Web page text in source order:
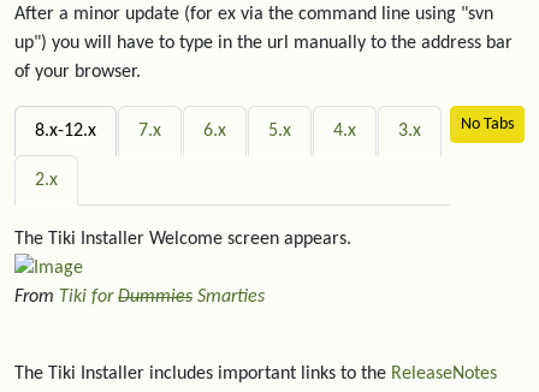
After a minor update (for ex via the command line using "svn
up") you will have to type in the url manually to the address bar
of your browser.
No Tabs
8.x-12.x 7.x 6.x 5.x 4.x 3.x
2.x
The Tiki Installer Welcome screen appears.
From Tiki forDummies Smarties
The Tiki Installer includes important links to the ReleaseNotes